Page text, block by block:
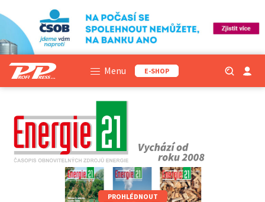
Menu E-SHOP
PROHLÉDNOUT